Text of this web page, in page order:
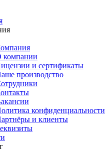
компании
и сертификаты
производство
конфиденциальности
и клиенты